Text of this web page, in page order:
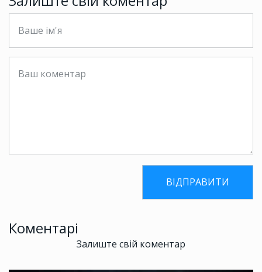
Коментарі
Залиште свій коментар